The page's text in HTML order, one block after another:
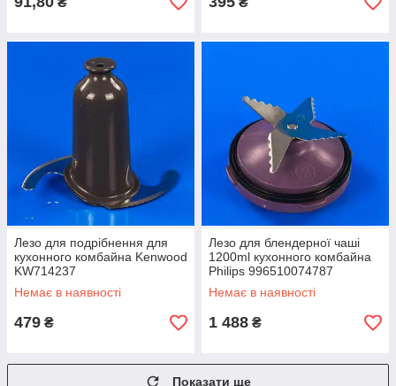
Лезо для подрібнення для
кухонного комбайна Kenwood
KW714237
Немає в наявності
479 ₴
Лезо для блендерної чаші
1200ml кухонного комбайна
Philips 996510074787
Немає в наявності
1 488 ₴
Показати ще